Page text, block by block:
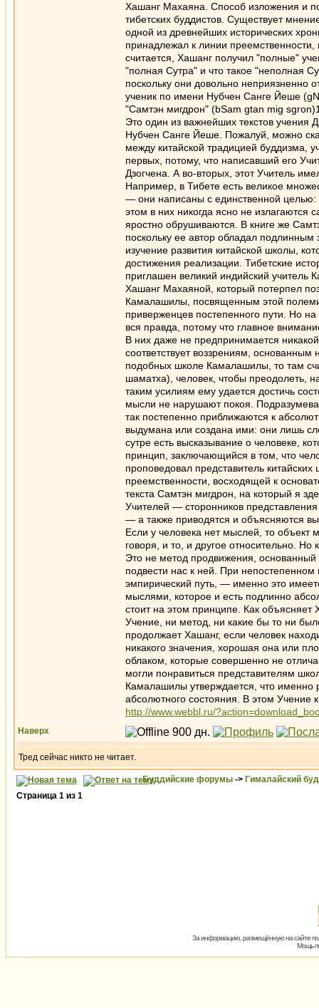
Хашанг Махаяна. Способ изложения и
тибетских буддистов. Существует
одной из древнейших исторических
принадлежал к линии
считается, Хашанг получил "полные"
"полная Сутра" и что такое "неполная
поскольку они довольно
ученик по имени Нубчен Санге Йеше
"Самтэн мигдрон" (bSam gtan mig
Это один из важнейших текстов учения
Нубчен Санге Йеше. Пожалуй, можно
между китайской традицией буддизма,
первых, потому, что написавший его
Дзогчена. А во-вторых, этот Учитель
Например, в Тибете есть великое
— они написаны с единственной целью:
этом в них никогда ясно не излагаются
яростно обрушиваются. В книге же
поскольку ее автор обладал подлинным
изучение развития китайской школы,
достижения реализации. Тибетские
приглашен великий индийский учитель
Хашанг Махаяной, который потерпел
Камалашилы, посвященным этой
приверженцев постепенного пути. Но
вся правда, потому что главное
В них даже не предпринимается
соответствует воззрениям,
подобных школе Камалашилы, то там
шаматха), человек, чтобы преодолеть,
таким усилиям ему удается достичь
мысли не нарушают покоя.
так постепенно приближаются к
выдумана или создана ими: они лишь
сутре есть высказывание о человеке,
принцип, заключающийся в том, что
проповедовал представитель
преемственности, восходящей к
текста Самтэн мигдрон, на который я
Учителей — сторонников
— а также приводятся и объясняются
Если у человека нет мыслей, то
говоря, и то, и другое относительно. Но
Это не метод продвижения,
подвести нас к ней. При непостепенном
эмпирический путь, — именно это
мыслями, которое и есть подлинно
стоит на этом принципе. Как объясняет
Учение, ни метод, ни какие бы то ни
продолжает Хашанг, если человек
никакого значения, хорошая она или
облаком, которые совершенно не
могли понравиться представителям
Камалашилы утверждается, что именно
абсолютного состояния. В этом Учение
http://www.webbl.ru/
Наверх
Тред сейчас никто не читает.
Буддийские форумы -> Гималайский
Страница 1 из 1
За информацию, размещённую на сайте
Мощь